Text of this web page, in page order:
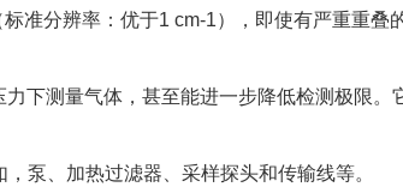
分辨率：优于1 cm-1），即使有严重重叠
下测量气体，甚至能进一步降低检测极限。
、加热过滤器、采样探头和传输线等。